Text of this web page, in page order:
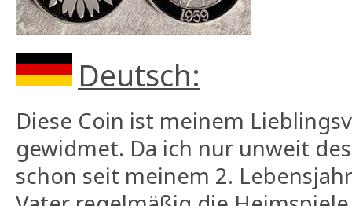
Deutsch:
Diese Coin ist meinem
gewidmet. Da ich nur unweit
schon seit meinem 2.